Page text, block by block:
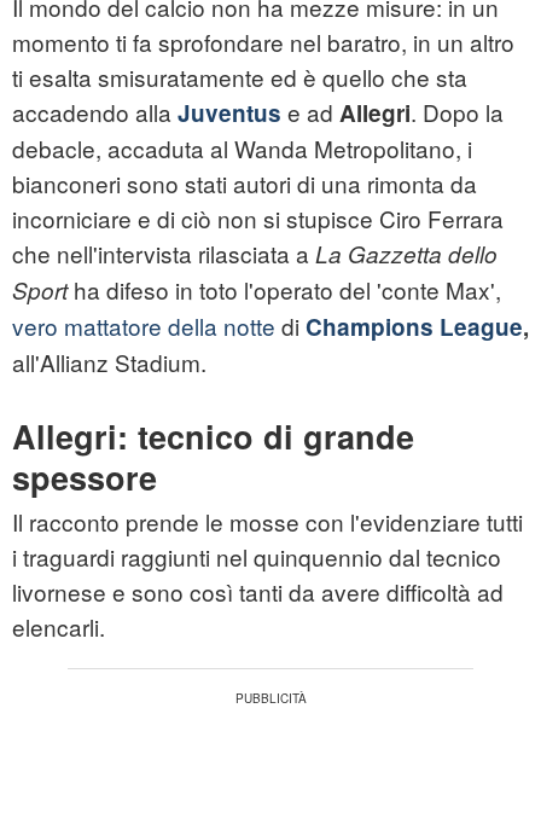
Il mondo del calcio non ha mezze misure: in un
momento ti fa sprofondare nel baratro, in un altro
ti esalta smisuratamente ed è quello che sta
accadendo alla Juventus e ad Allegri. Dopo la
debacle, accaduta al Wanda Metropolitano, i
bianconeri sono stati autori di una rimonta da
incorniciare e di ciò non si stupisce Ciro Ferrara
che nell'intervista rilasciata a La Gazzetta dello
Sportha difeso in toto l'operato del 'conte Max',
vero mattatore della notte di Champions League,
all'Allianz Stadium.
Allegri: tecnico di grande
spessore
Il racconto prende le mosse con l'evidenziare tutti
i traguardi raggiunti nel quinquennio dal tecnico
livornese e sono così tanti da avere difficoltà ad
elencarli.